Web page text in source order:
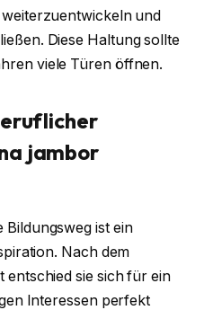
und
Diese Haltung sollte
viele Türen öffnen.
jambor
ist ein
Nach dem
sie sich für ein
Interessen perfekt